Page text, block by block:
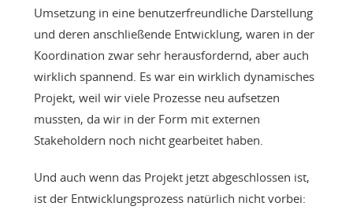
Umsetzung in eine benutzerfreundliche Darstellung
und deren anschließende Entwicklung, waren in der
Koordination zwar sehr herausfordernd, aber auch
wirklich spannend. Es war ein wirklich dynamisches
Projekt, weil wir viele Prozesse neu aufsetzen
mussten, da wir in der Form mit externen
Stakeholdern noch nicht gearbeitet haben.
Und auch wenn das Projekt jetzt abgeschlossen ist,
ist der Entwicklungsprozess natürlich nicht vorbei: